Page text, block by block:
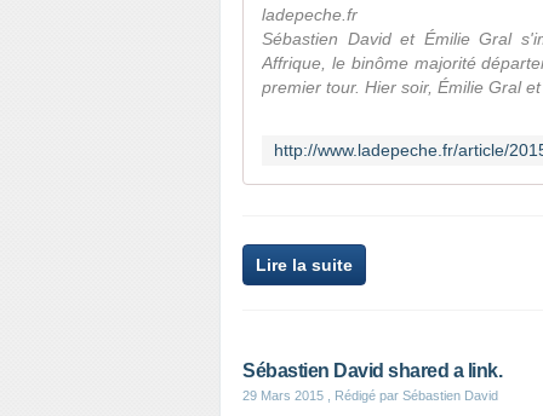
ladepeche.fr
Sébastien David et Émilie Gral
Affrique, le binôme majorité
premier tour. Hier soir, Émilie Gral et
Lire la suite
Sébastien David shared a link.
29 Mars 2015 , Rédigé par Sébastien David